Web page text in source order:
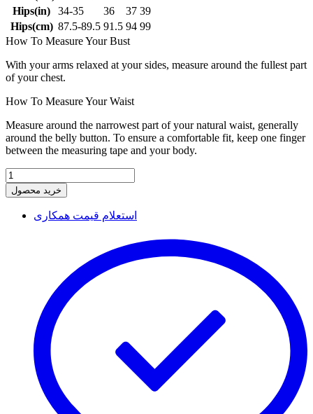
Hips(in)
34-35 36 37 39
Hips(cm) 87.5-89.5 91.5 94 99
How To Measure Your Bust
With your arms relaxed at your sides, measure around the fullest part
of your chest.
How To Measure Your Waist
Measure around the narrowest part of your natural waist, generally
around the belly button. To ensure a comfortable fit, keep one finger
between the measuring tape and your body.
خرید محصول
استعلام قیمت همکاری